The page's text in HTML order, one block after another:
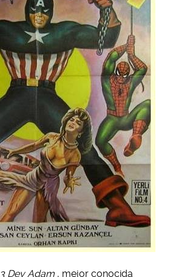
3 Dev Adam , mejor conocida